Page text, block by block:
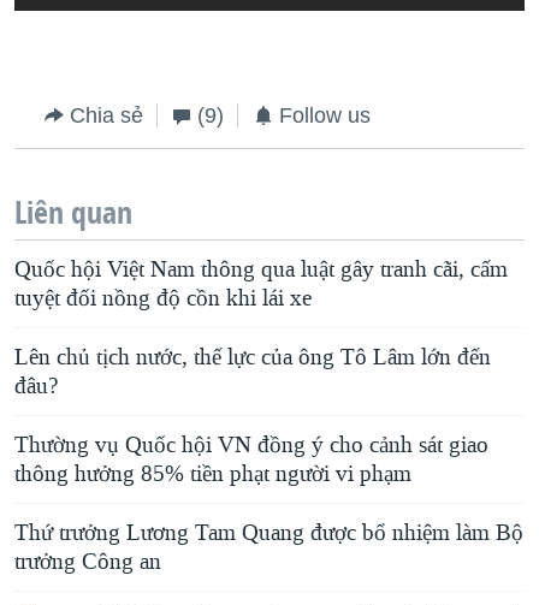
Chia sẻ (9) Follow us
Liên quan
Quốc hội Việt Nam thông qua luật gây tranh cãi, cấm
tuyệt đối nồng độ cồn khi lái xe
Lên chủ tịch nước, thế lực của ông Tô Lâm lớn đến
đâu?
Thường vụ Quốc hội VN đồng ý cho cảnh sát giao
thông hưởng 85% tiền phạt người vi phạm
Thứ trưởng Lương Tam Quang được bổ nhiệm làm Bộ
trưởng Công an